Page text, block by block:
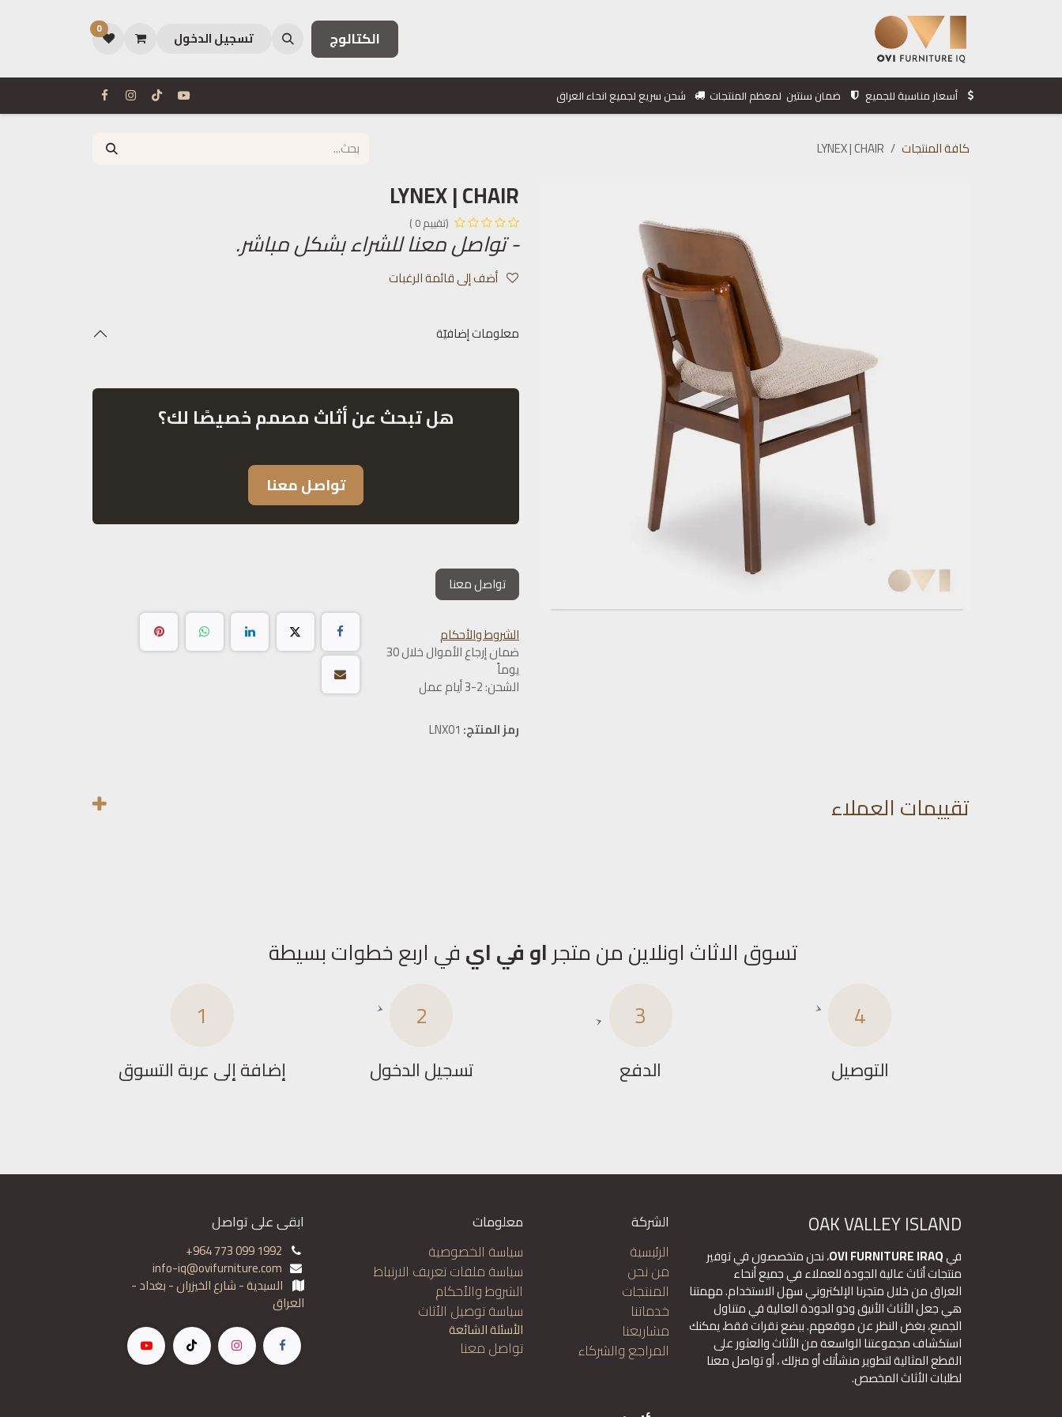
الكتالوج تسجيل الدخول 0
أسعار مناسبة للجميع ضمان سنتين لمعظم المنتجات شحن سريع لجميع انحاء العراق
كافة المنتجات LYNEX | CHAIR
LYNEX | CHAIR
(تقييم 0 )
- تواصل معنا للشراء بشكل مباشر.
أضف إلى قائمة الرغبات
معلومات إضافيّة
هل تبحث عن أثاث مصمم خصيصًا لك؟
تواصل معنا
تواصل معنا
الشروط والأحكام
ضمان إرجاع الأموال خلال 30
يوماً
الشحن: 2-3 أيام عمل
رمز المنتج: LNX01
تقييمات العملاء
تسوق الاثاث اونلاين من متجراو في ايفي اربع خطوات بسيطة
4
التوصيل
3
الدفع
2
تسجيل الدخول
1
إضافة إلى عربة التسوق
OAK VALLEY ISLAND
فيOVI FURNITURE IRAQ، نحن متخصصون في توفير
منتجات أثاث عالية الجودة للعملاء في جميع أنحاء
العراق من خلال متجرنا الإلكتروني سهل الاستخدام. مهمتنا
هي جعل الأثاث الأنيق وذو الجودة العالية في متناول
الجميع، بغض النظر عن موقعهم. ببضع نقرات فقط، يمكنك
استكشاف مجموعتنا الواسعة من الأثاث والعثور على
القطع المثالية لتطوير منشأتك أو منزلك ، أو تواصل معنا
لطلبات الأثاث المخصص.
ابقى على تواصل
+964 773 099 1992
info-iq@ovifurniture.com
السيدية - شارع الخيزران - بغداد -
العراق
الشركة
الرئيسية
من نحن
المنتجات
خدماتنا
مشاريعنا
المراجع والشركاء
معلومات
سياسة الخصوصية
سياسة ملفات تعريف الارتباط
الشروط والأحكام
سياسة توصيل الأثاث
الأسئلة الشائعة
تواصل معنا